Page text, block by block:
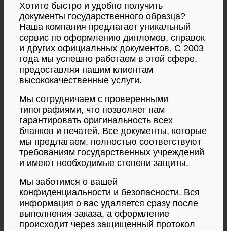
Хотите быстро и удобно получить
документы государственного образца?
Наша компания предлагает уникальный
сервис по оформлению дипломов, справок
и других официальных документов. С 2003
года мы успешно работаем в этой сфере,
предоставляя нашим клиентам
высококачественные услуги.
Мы сотрудничаем с проверенными
типографиями, что позволяет нам
гарантировать оригинальность всех
бланков и печатей. Все документы, которые
мы предлагаем, полностью соответствуют
требованиям государственных учреждений
и имеют необходимые степени защиты.
Мы заботимся о вашей
конфиденциальности и безопасности. Вся
информация о вас удаляется сразу после
выполнения заказа, а оформление
происходит через защищенный протокол